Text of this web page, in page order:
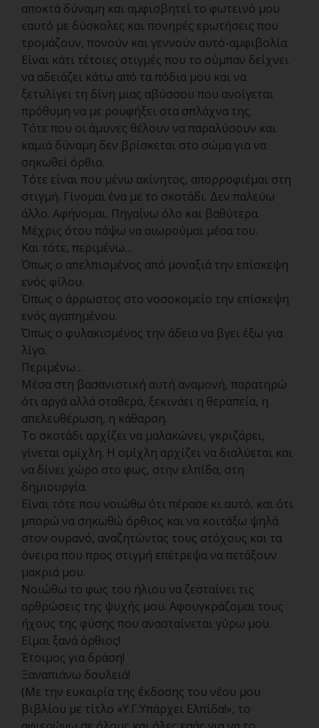
αποκτά δύναμη και αμφισβητεί το φωτεινό μου
εαυτό με δύσκολες και πονηρές ερωτήσεις που
τρομάζουν, πονούν και γεννούν αυτό-αμφιβολία.
Είναι κάτι τέτοιες στιγμές που το σύμπαν δείχνει
να αδειάζει κάτω από τα πόδια μου και να
ξετυλίγει τη δίνη μιας αβύσσου που ανοίγεται
πρόθυμη να με ρουφήξει στα σπλάχνα της.
Τότε που οι άμυνες θέλουν να παραλύσουν και
καμιά δύναμη δεν βρίσκεται στο σώμα για να
σηκωθεί όρθιο.
Τότε είναι που μένω ακίνητος, απορροφιέμαι στη
στιγμή. Γίνομαι ένα με το σκοτάδι. Δεν παλεύω
άλλο. Αφήνομαι. Πηγαίνω όλο και βαθύτερα.
Μέχρις ότου πάψω να αιωρούμαι μέσα του.
Και τότε, περιμένω…
Όπως ο απελπισμένος από μοναξιά την επίσκεψη
ενός φίλου.
Όπως ο άρρωστος στο νοσοκομείο την επίσκεψη
ενός αγαπημένου.
Όπως ο φυλακισμένος την άδεια να βγει έξω για
λίγο.
Περιμένω…
Μέσα στη βασανιστική αυτή αναμονή, παρατηρώ
ότι αργά αλλά σταθερά, ξεκινάει η θεραπεία, η
απελευθέρωση, η κάθαρση.
Το σκοτάδι αρχίζει να μαλακώνει, γκριζάρει,
γίνεται ομίχλη. Η ομίχλη αρχίζει να διαλύεται και
να δίνει χώρο στο φως, στην ελπίδα, στη
δημιουργία.
Είναι τότε που νοιώθω ότι πέρασε κι αυτό, και ότι
μπορώ να σηκωθώ όρθιος και να κοιτάξω ψηλά
στον ουρανό, αναζητώντας τους στόχους και τα
όνειρα που προς στιγμή επέτρεψα να πετάξουν
μακριά μου.
Νοιώθω το φως του ήλιου να ζεσταίνει τις
αρθρώσεις της ψυχής μου. Αφουγκράζομαι τους
ήχους της φύσης που ανασταίνεται γύρω μου.
Είμαι ξανά όρθιος!
Έτοιμος για δράση!
Ξαναπιάνω δουλειά!
(Με την ευκαιρία της έκδοσης του νέου μου
βιβλίου με τίτλο «Υ.Γ:Υπάρχει Ελπίδα!», το